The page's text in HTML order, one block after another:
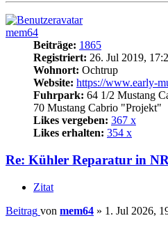
mem64
Beiträge: 1865
Registriert: 26. Jul 2019,
Wohnort: Ochtrup
Website: https://www.early-
Fuhrpark: 64 1/2 Mustang
70 Mustang Cabrio "Projekt"
Likes vergeben: 367 x
Likes erhalten: 354 x
Re: Kühler Reparatur in
Zitat
Beitrag von mem64 » 1. Jul 2026,